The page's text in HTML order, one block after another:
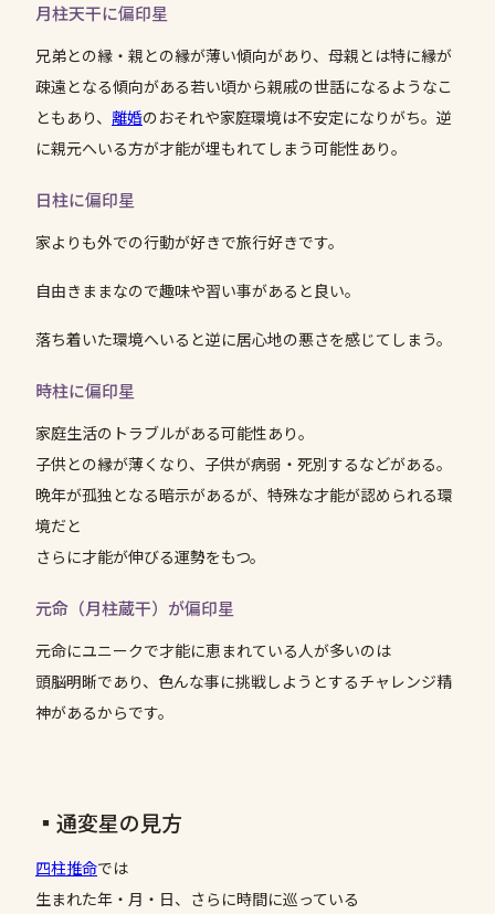
月柱天干に偏印星
兄弟との縁・親との縁が薄い傾向があり、母親とは特に縁が
疎遠となる傾向がある若い頃から親戚の世話になるようなこ
ともあり、 離婚のおそれや家庭環境は不安定になりがち。逆
に親元へいる方が才能が埋もれてしまう可能性あり。
日柱に偏印星
家よりも外での行動が好きで旅行好きです。
自由きままなので趣味や習い事があると良い。
落ち着いた環境へいると逆に居心地の悪さを感じてしまう。
時柱に偏印星
家庭生活のトラブルがある可能性あり。
子供との縁が薄くなり、子供が病弱・死別するなどがある。
晩年が孤独となる暗示があるが、特殊な才能が認められる環
境だと
さらに才能が伸びる運勢をもつ。
元命（月柱蔵干）が偏印星
元命にユニークで才能に恵まれている人が多いのは
頭脳明晰であり、色んな事に挑戦しようとするチャレンジ精
神があるからです。
▪️通変星の見方
四柱推命では
生まれた年・月・日、さらに時間に巡っている